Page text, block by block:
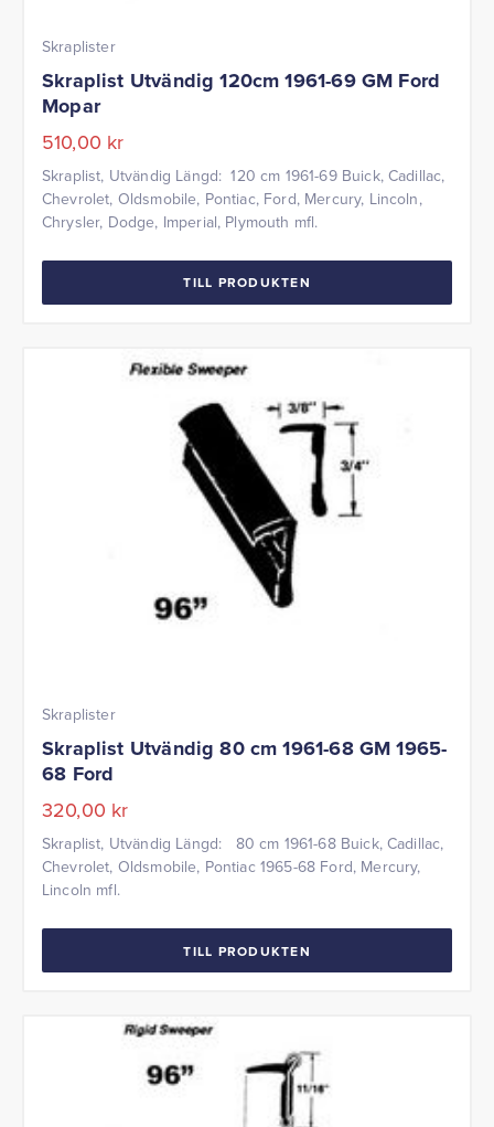
Skraplister
Skraplist Utvändig 120cm 1961-69 GM Ford
Mopar
510,00 kr
Skraplist, Utvändig Längd: 120 cm 1961-69 Buick, Cadillac,
Chevrolet, Oldsmobile, Pontiac, Ford, Mercury, Lincoln,
Chrysler, Dodge, Imperial, Plymouth mfl.
TILL PRODUKTEN
Skraplister
Skraplist Utvändig 80 cm 1961-68 GM 1965-
68 Ford
320,00 kr
Skraplist, Utvändig Längd: 80 cm 1961-68 Buick, Cadillac,
Chevrolet, Oldsmobile, Pontiac 1965-68 Ford, Mercury,
Lincoln mfl.
TILL PRODUKTEN